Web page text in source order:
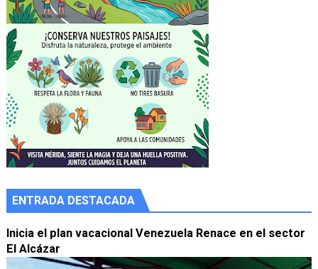
ENTRADA DESTACADA
Inicia el plan vacacional Venezuela Renace en el sector
El Alcázar